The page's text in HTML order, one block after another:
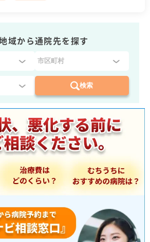
域から通院先を探す
都
県
を
選
択
：
検索